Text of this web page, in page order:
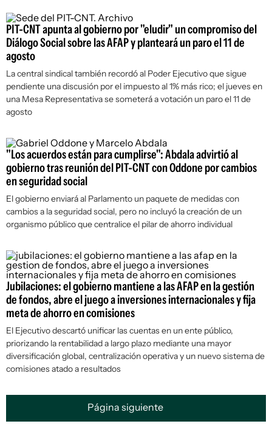
PIT-CNT apunta al gobierno por "eludir" un compromiso del
Diálogo Social sobre las AFAP y planteará un paro el 11 de
agosto
La central sindical también recordó al Poder Ejecutivo que sigue
pendiente una discusión por el impuesto al 1% más rico; el jueves en
una Mesa Representativa se someterá a votación un paro el 11 de
agosto
"Los acuerdos están para cumplirse": Abdala advirtió al
gobierno tras reunión del PIT-CNT con Oddone por cambios
en seguridad social
El gobierno enviará al Parlamento un paquete de medidas con
cambios a la seguridad social, pero no incluyó la creación de un
organismo público que centralice el pilar de ahorro individual
Jubilaciones: el gobierno mantiene a las AFAP en la gestión
de fondos, abre el juego a inversiones internacionales y fija
meta de ahorro en comisiones
El Ejecutivo descartó unificar las cuentas en un ente público,
priorizando la rentabilidad a largo plazo mediante una mayor
diversificación global, centralización operativa y un nuevo sistema de
comisiones atado a resultados
Página siguiente